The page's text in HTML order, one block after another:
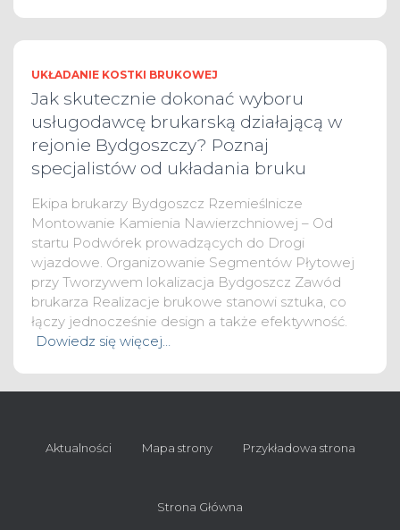
UKŁADANIE KOSTKI BRUKOWEJ
Jak skutecznie dokonać wyboru
usługodawcę brukarską działającą w
rejonie Bydgoszczy? Poznaj
specjalistów od układania bruku
Ekipa brukarzy Bydgoszcz Rzemieślnicze
Montowanie Kamienia Nawierzchniowej – Od
startu Podwórek prowadzących do Drogi
wjazdowe. Organizowanie Segmentów Płytowej
przy Tworzywem lokalizacja Bydgoszcz Zawód
brukarza Realizacje brukowe stanowi sztuka, co
łączy jednocześnie design a także efektywność.
Dowiedz się więcej…
Aktualności Mapa strony Przykładowa strona
Strona Główna